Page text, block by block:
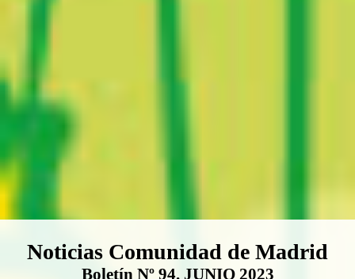
Boletín Noticias Comunidad de
Noticias Comunidad de Madrid
Boletín Nº 94. JUNIO 2023